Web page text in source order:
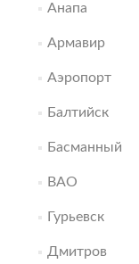
Анапа
Армавир
Аэропорт
Балтийск
Басманный
ВАО
Гурьевск
Дмитров